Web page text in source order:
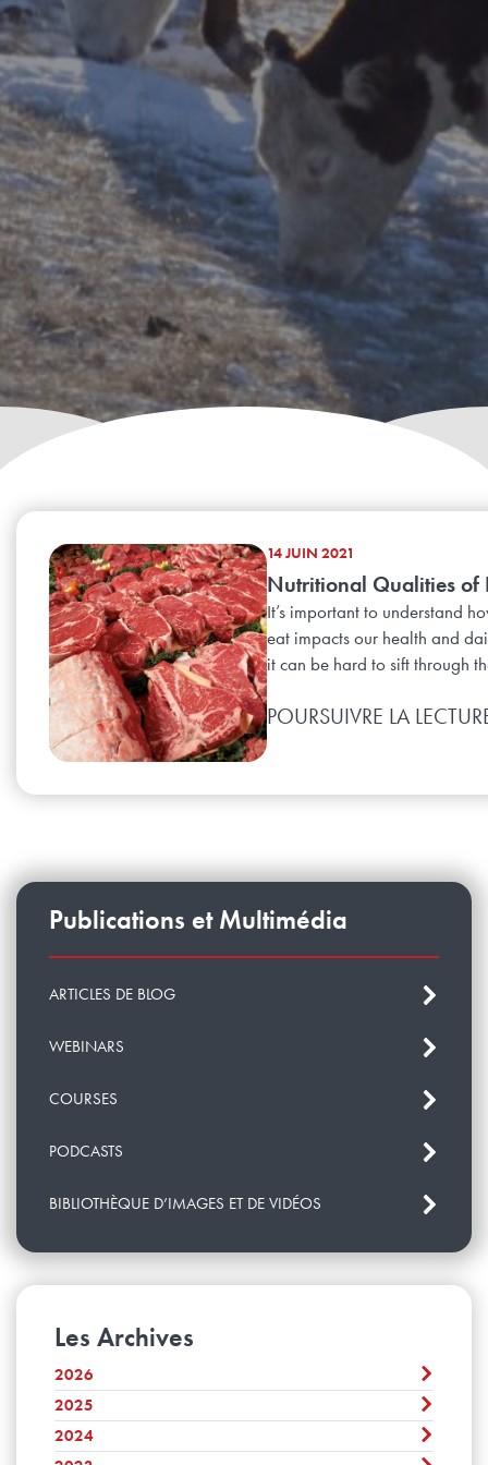
14 JUIN 2021
Nutritional Qualities of
It’s important to understand
eat impacts our health and
it can be hard to sift through
POURSUIVRE LA
Publications et Multimédia
ARTICLES DE BLOG
WEBINARS
COURSES
PODCASTS
BIBLIOTHÈQUE D’IMAGES ET DE VIDÉOS
Les Archives
2026
Août
Juillet
Juin
2025
Décembre
November
2024